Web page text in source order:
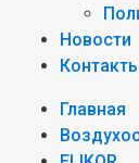
Новости
Главная